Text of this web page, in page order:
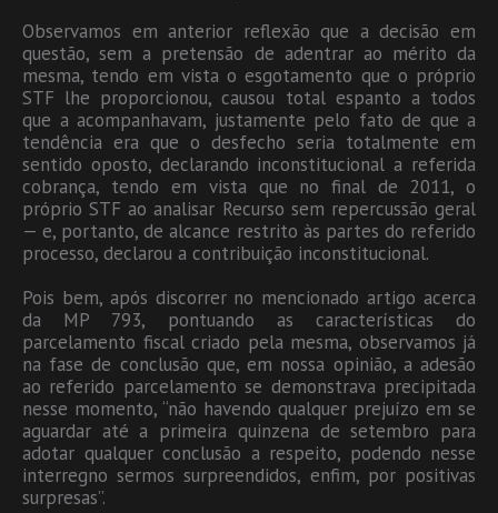
Observamos em anterior reflexão que a decisão em
questão, sem a pretensão de adentrar ao mérito da
mesma, tendo em vista o esgotamento que o próprio
STF lhe proporcionou, causou total espanto a todos
que a acompanhavam, justamente pelo fato de que a
tendência era que o desfecho seria totalmente em
sentido oposto, declarando inconstitucional a referida
cobrança, tendo em vista que no final de 2011, o
próprio STF ao analisar Recurso sem repercussão geral
— e, portanto, de alcance restrito às partes do referido
processo, declarou a contribuição inconstitucional.
Pois bem, após discorrer no mencionado artigo acerca
da MP 793, pontuando as características do
parcelamento fiscal criado pela mesma, observamos já
na fase de conclusão que, em nossa opinião, a adesão
ao referido parcelamento se demonstrava precipitada
nesse momento, “não havendo qualquer prejuízo em se
aguardar até a primeira quinzena de setembro para
adotar qualquer conclusão a respeito, podendo nesse
interregno sermos surpreendidos, enfim, por positivas
surpresas”.